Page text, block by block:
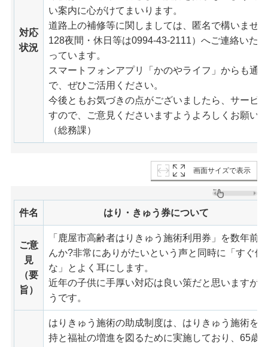
対応
状況
い案内に心がけてまいります。
道路上の補修等に関しましては、匿名で構いませ
128夜間・休日等は0994-43-2111）へご連絡いた
っています。
スマートフォンアプリ「かのやライフ」からも通
で、ぜひご活用ください。
今後ともお気づきの点がございましたら、サービ
すので、ご意見くださいますようよろしくお願い
（総務課）
画面サイズで表示
件名 はり・きゅう券について
ご意
見
（要
旨）
「鹿屋市高齢者はりきゅう施術利用券」を数年前
んか?非常にありがたいという声と同時に「すぐ
な」とよく耳にします。
近年の子供に手厚い対応は良い策だと思いますが
うです。
はりきゅう施術の助成制度は、はりきゅう施術を
持と福祉の増進を図るために実施しており、65歳